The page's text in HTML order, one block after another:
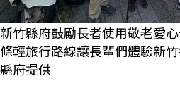
新竹縣府鼓勵長者使用敬老愛
條輕旅行路線讓長輩們體驗新
縣府提供